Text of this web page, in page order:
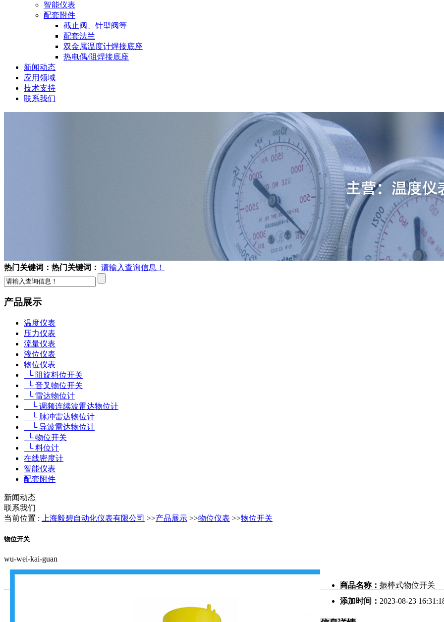
智能仪表
配套附件
截止阀、针型阀等
配套法兰
双金属温度计焊接底座
热电偶/阻焊接底座
新闻动态
应用领域
技术支持
联系我们
热门关键词： 热门关键词： 请输入查询信息！
产品展示
温度仪表
压力仪表
流量仪表
液位仪表
物位仪表
└ 阻旋料位开关
└ 音叉物位开关
└ 雷达物位计
└ 调频连续波雷达物位计
└ 脉冲雷达物位计
└ 导波雷达物位计
└ 物位开关
└ 料位计
在线密度计
智能仪表
配套附件
新闻动态
联系我们
当前位置 :
上海毅碧自动化仪表有限公司 >>产品展示 >>物位仪表 >>物位开关
物位开关
wu-wei-kai-guan
商品名称： 振棒式物位开关
添加时间： 2023-08-23